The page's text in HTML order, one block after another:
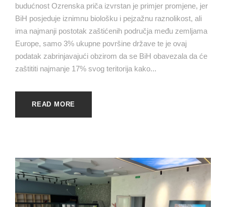
budućnost Ozrenska priča izvrstan je primjer promjene, jer
BiH posjeduje iznimnu biološku i pejzažnu raznolikost, ali
ima najmanji postotak zaštićenih područja među zemljama
Europe, samo 3% ukupne površine države te je ovaj
podatak zabrinjavajući obzirom da se BiH obavezala da će
zaštititi najmanje 17% svog teritorija kako...
READ MORE